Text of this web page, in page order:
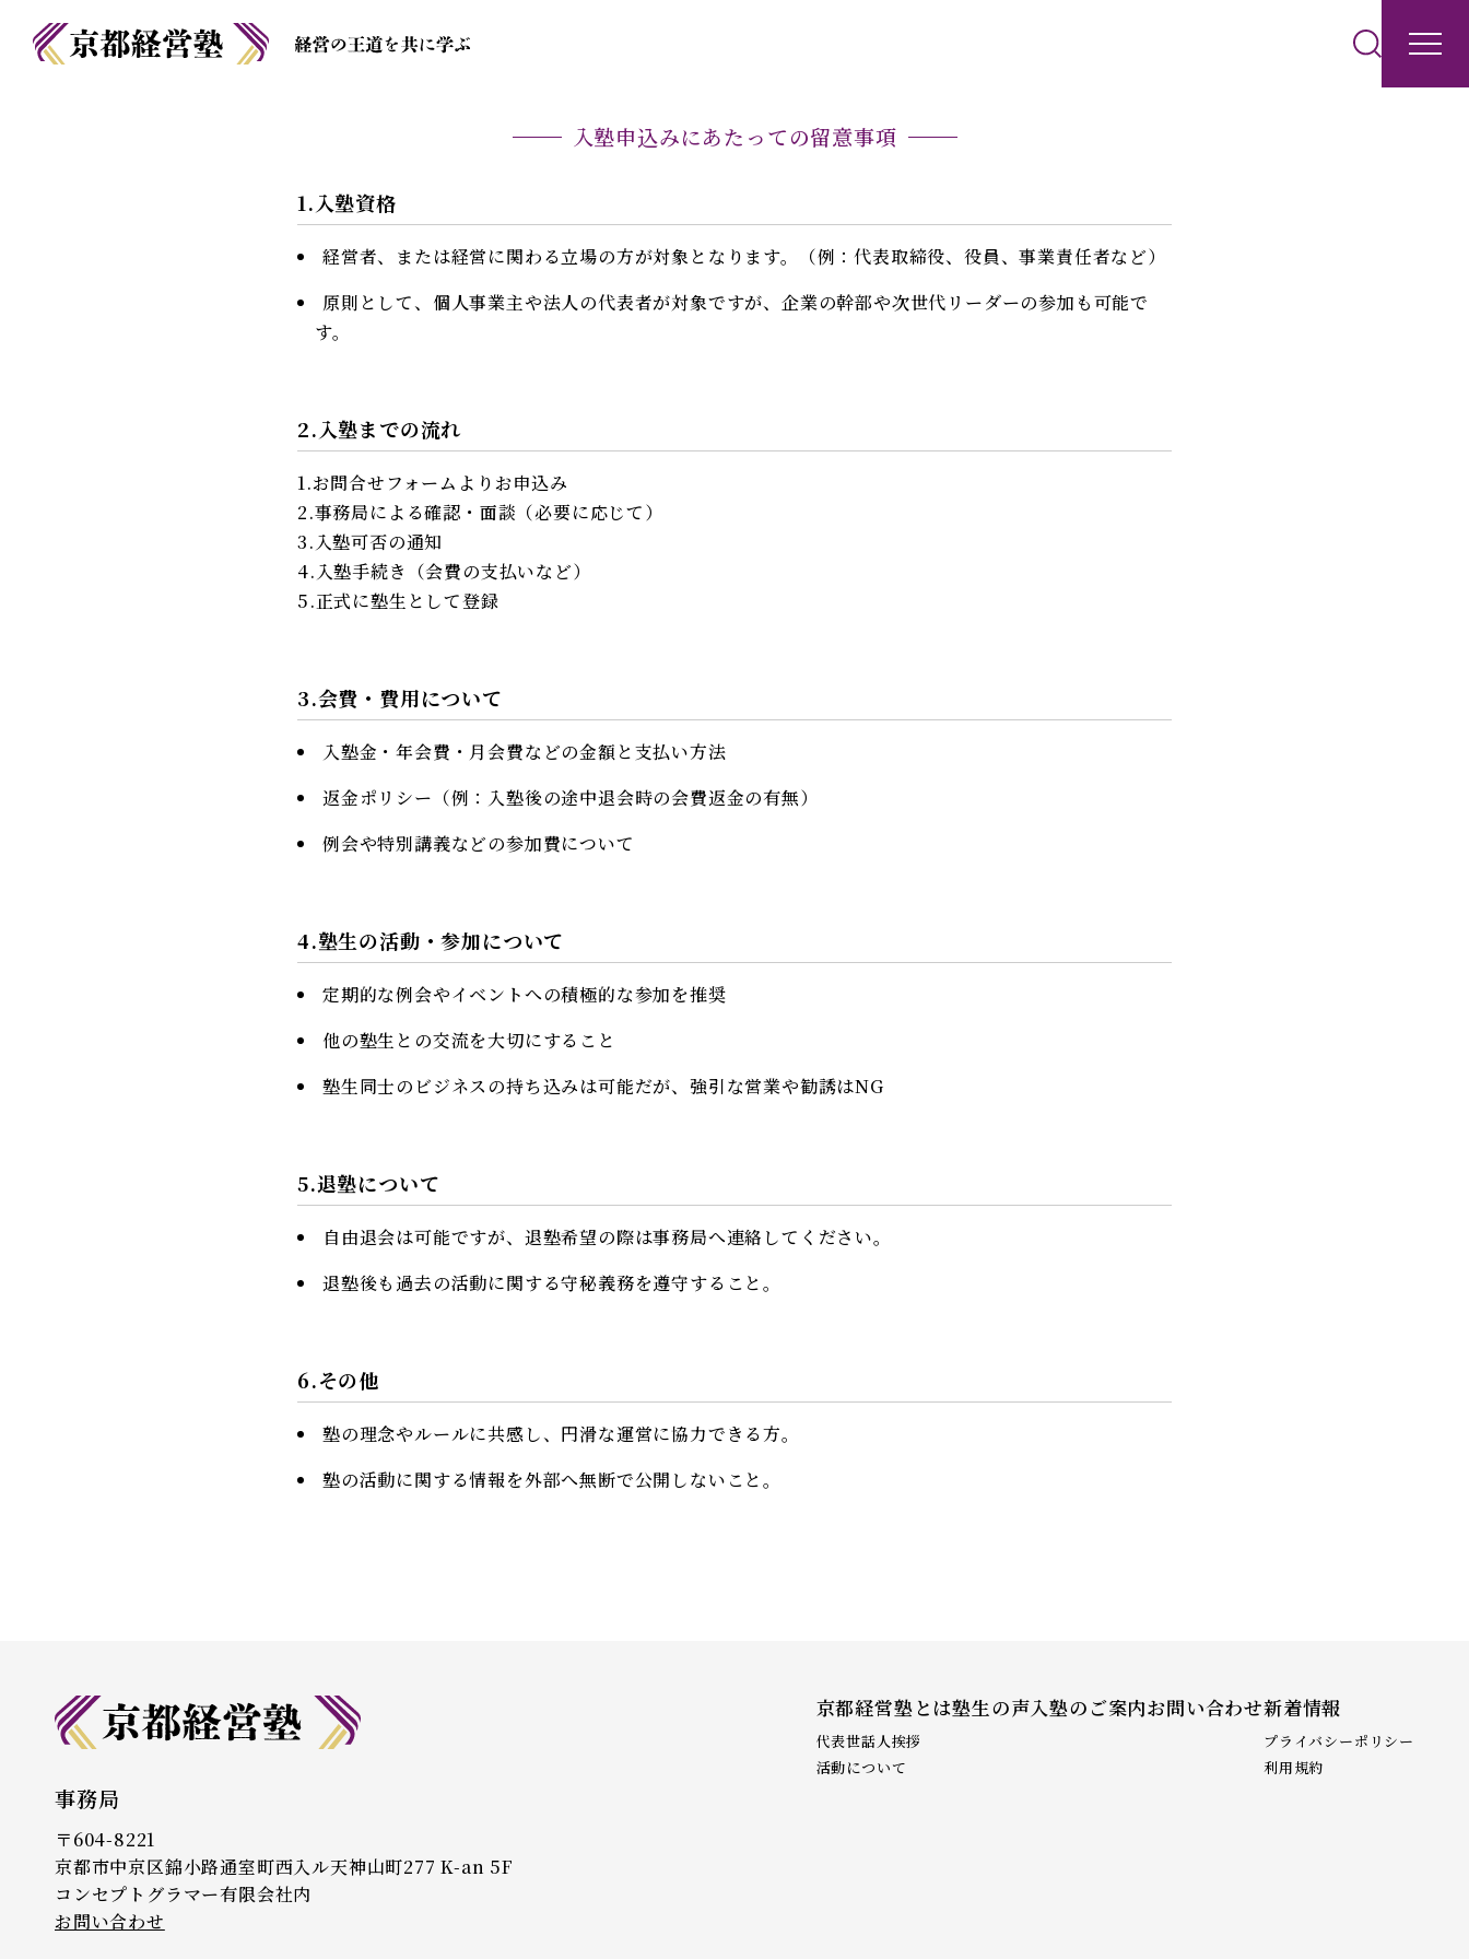
入塾申込みにあたっての留意事項
1.入塾資格
経営者、または経営に関わる立場の方が対象となります。（例：代表取締役、役員、事業責任者など）
原則として、個人事業主や法人の代表者が対象ですが、企業の幹部や次世代リーダーの参加も可能で
す。
2.入塾までの流れ
1.お問合せフォームよりお申込み
2.事務局による確認・面談（必要に応じて）
3.入塾可否の通知
4.入塾手続き（会費の支払いなど）
5.正式に塾生として登録
3.会費・費用について
入塾金・年会費・月会費などの金額と支払い方法
返金ポリシー（例：入塾後の途中退会時の会費返金の有無）
例会や特別講義などの参加費について
4.塾生の活動・参加について
定期的な例会やイベントへの積極的な参加を推奨
他の塾生との交流を大切にすること
塾生同士のビジネスの持ち込みは可能だが、強引な営業や勧誘はNG
5.退塾について
自由退会は可能ですが、退塾希望の際は事務局へ連絡してください。
退塾後も過去の活動に関する守秘義務を遵守すること。
6.その他
塾の理念やルールに共感し、円滑な運営に協力できる方。
塾の活動に関する情報を外部へ無断で公開しないこと。
事務局
〒604-8221
京都市中京区錦小路通室町西入ル天神山町277 K-an 5F
コンセプトグラマー有限会社内
お問い合わせ
京都経営塾とは
代表世話人挨拶
活動について
塾生の声入塾のご案内お問い合わせ新着情報
プライバシーポリシー
利用規約